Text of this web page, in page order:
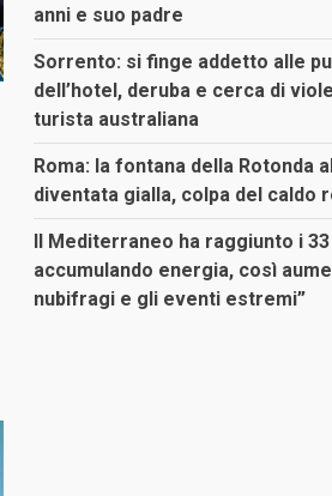
anni e suo padre
Sorrento: si finge addetto alle
dell’hotel, deruba e cerca di
turista australiana
Roma: la fontana della Rotonda
diventata gialla, colpa del caldo
Il Mediterraneo ha raggiunto i 33
accumulando energia, così
nubifragi e gli eventi estremi”